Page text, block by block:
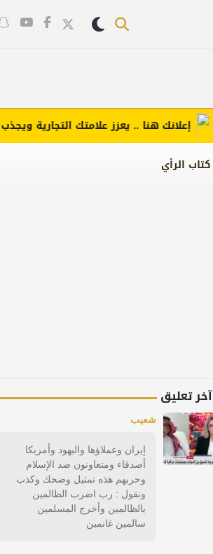
كتاب الرأي
إعلانك هنا .. يعزز علامتك التجارية ويجذب
آخر تعليق
شعيب
إيران وعملاؤها واليهود وأمريكا
أصدقاء ومتعاونون ضد الإسلام
وحربهم هذه تمثيل وضحك وكذب
ونقول : رب اضرب الظالمين
بالظالمين وأخرج المسلمين
سالمين غانمين